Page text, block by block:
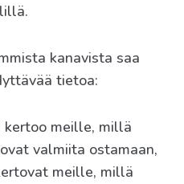
kanavista saa
tietoa:
kertoo meille, millä
valmiita ostamaan,
meille, millä